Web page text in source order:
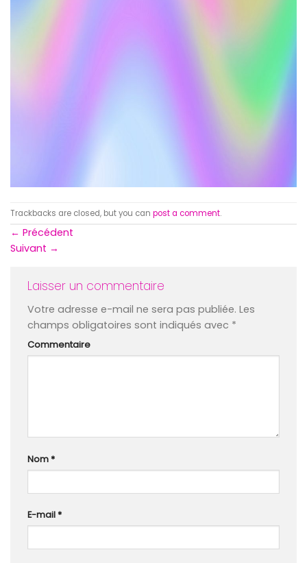
Trackbacks are closed, but you can post a comment.
← Précédent
Suivant →
Laisser un commentaire
Votre adresse e-mail ne sera pas publiée. Les
champs obligatoires sont indiqués avec *
Commentaire
Nom*
E-mail*